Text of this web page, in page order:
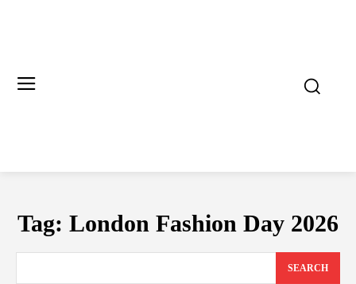
Tag: London Fashion Day 2026
SEARCH